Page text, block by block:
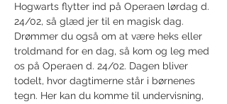
Hogwarts flytter ind på Operaen lørdag d.
24/02, så glæd jer til en magisk dag.
Drømmer du også om at være heks eller
troldmand for en dag, så kom og leg med
os på Operaen d. 24/02. Dagen bliver
todelt, hvor dagtimerne står i børnenes
tegn. Her kan du komme til undervisning,